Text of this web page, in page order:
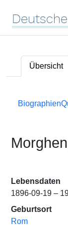
Deutsche
Übersicht
Biographien
Lebensdaten
1896-09-19 –
Geburtsort
Rom